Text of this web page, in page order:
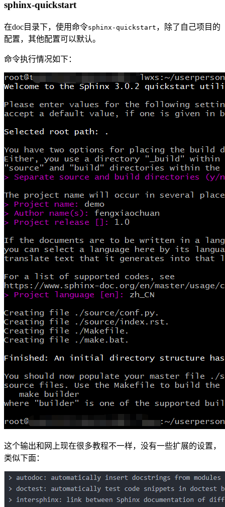
sphinx-quickstart
在doc目录下，使用命令sphinx-quickstart ，除了自己项目的
配置，其他配置可以默认。
命令执行情况如下：
这个输出和网上现在很多教程不一样，没有一些扩展的设置，
类似下面：